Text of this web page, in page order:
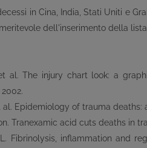
in Cina, India, Stati Uniti e
dell'inserimento della
al. The injury chart look: a
al. Epidemiology of trauma deaths:
Tranexamic acid cuts deaths in
Fibrinolysis, inflammation and